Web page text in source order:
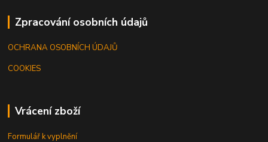
Zpracování osobních údajů
OCHRANA OSOBNÍCH ÚDAJŮ
COOKIES
Vrácení zboží
Formulář k vyplnění